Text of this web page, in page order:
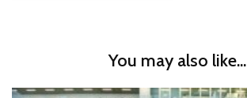
You may also like...